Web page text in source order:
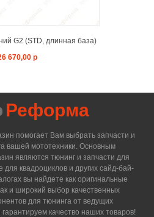
G2 (STD, длинная база)
670,00 р
Реформа
помогает Вам выбрать запчасти и
вашей мототехники. Основным
являются тюнинг и запчасти для
для квадроциклов и других сайд-бай-
вы найдете как оригинальные
и широкий выбор качественных
для тюнинга от ведущих
качество наших товаров!